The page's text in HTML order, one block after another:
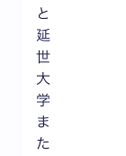
と
延
世
大
学
ま
た